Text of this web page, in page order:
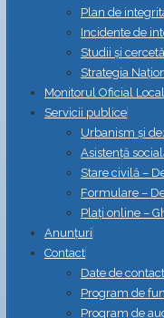
Plan de
Incidente de
Studii și
Strategia
Monitorul Oficial Local
Servicii publice
Urbanism și
Asistență
Stare civilă –
Formulare –
Plați online –
Anunțuri
Contact
Date de contact
Program de
Program de